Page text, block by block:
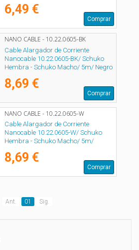
6,49 €
Comprar
NANO CABLE - 10.22.0605-BK
Cable Alargador de Corriente
Nanocable 10.22.0605-BK/ Schuko
Hembra - Schuko Macho/ 5m/ Negro
8,69 €
Comprar
NANO CABLE - 10.22.0605-W
Cable Alargador de Corriente
Nanocable 10.22.0605-W/ Schuko
Hembra - Schuko Macho/ 5m/
8,69 €
Comprar
Ant. 01 Sig.